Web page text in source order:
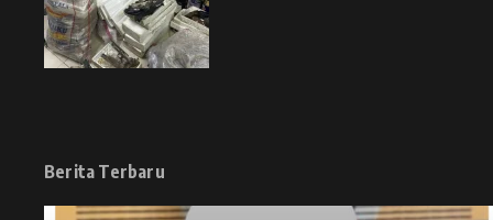
Berita Terbaru